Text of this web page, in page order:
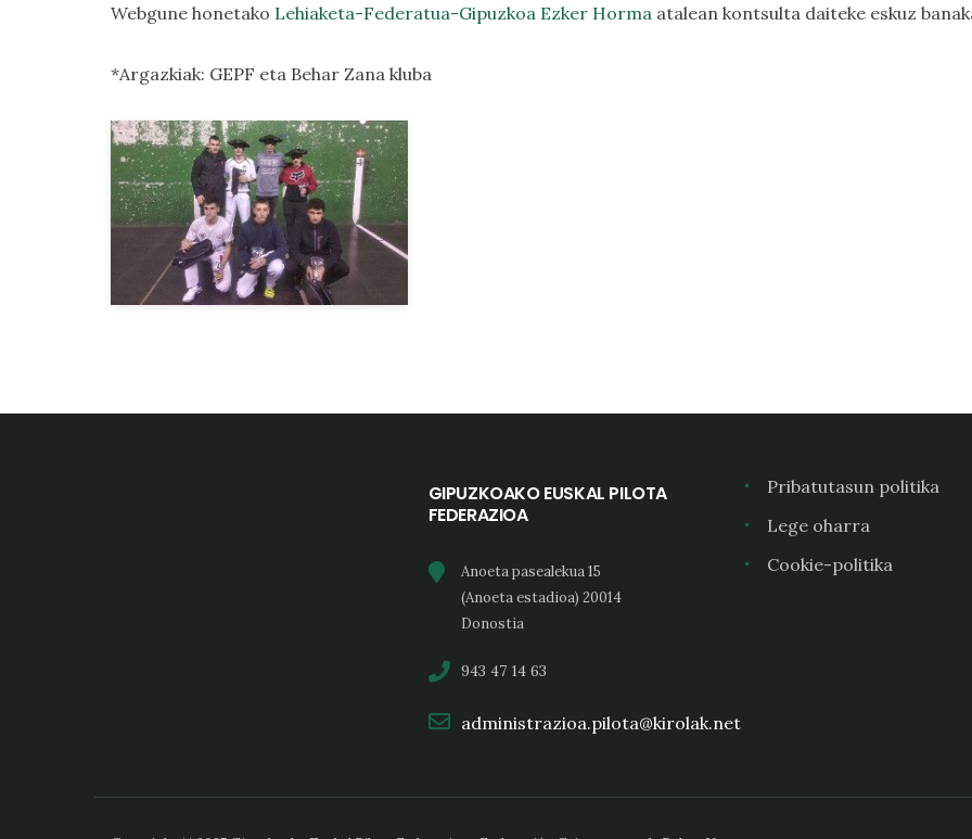
Webgune honetako Lehiaketa-Federatua-Gipuzkoa Ezker Horma atalean kontsulta daiteke eskuz
*Argazkiak: GEPF eta Behar Zana kluba
GIPUZKOAKO EUSKAL PILOTA
FEDERAZIOA
Anoeta pasealekua 15
(Anoeta estadioa) 20014
Donostia
943 47 14 63
administrazioa.pilota@kirolak.net
Pribatutasun politika
Lege oharra
Cookie-politika